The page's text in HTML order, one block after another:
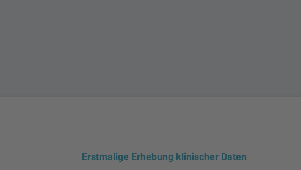
Erstmalige Erhebung klinischer Daten